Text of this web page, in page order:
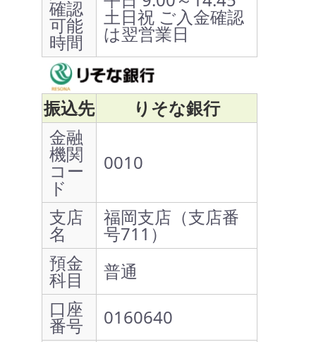
確認
可能
時間
土日祝 ご入金確認
は翌営業日
振込先
りそな銀行
金融
機関
コー
ド
0010
支店
名
福岡支店（支店番
号711）
預金
科目
普通
口座
番号
0160640